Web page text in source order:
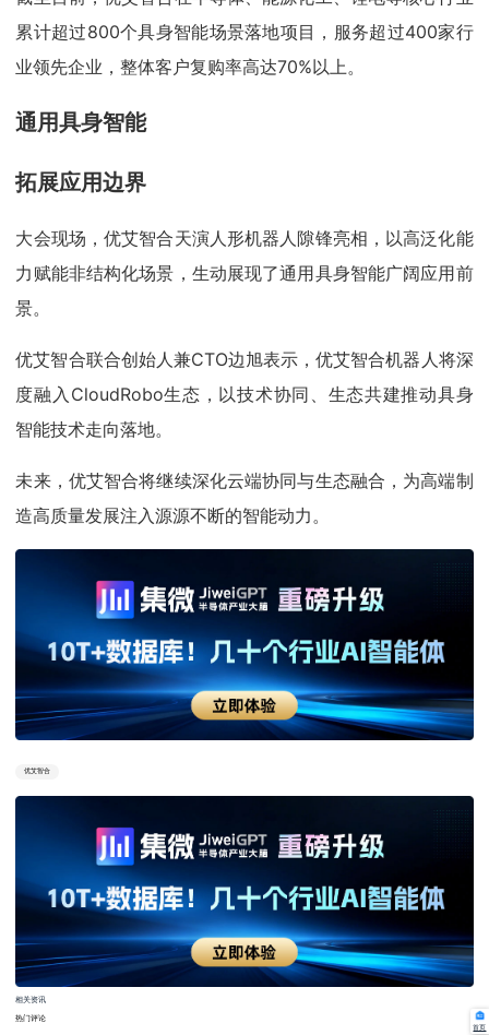
累计超过800个具身智能场景落地项目，服务超过400家行
业领先企业，整体客户复购率高达70%以上。
通用具身智能
拓展应用边界
大会现场，优艾智合天演人形机器人隙锋亮相，以高泛化能
力赋能非结构化场景，生动展现了通用具身智能广阔应用前
景。
优艾智合联合创始人兼CTO边旭表示，优艾智合机器人将深
度融入CloudRobo生态，以技术协同、生态共建推动具身
智能技术走向落地。
未来，优艾智合将继续深化云端协同与生态融合，为高端制
造高质量发展注入源源不断的智能动力。
优艾智合
相关资讯
热门评论
首页